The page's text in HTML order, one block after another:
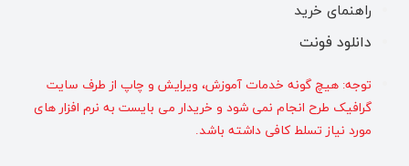
راهنمای خرید
دانلود فونت
توجه: هیچ گونه خدمات آموزش، ویرایش و چاپ از طرف سایت
گرافیک طرح انجام نمی شود و خریدار می بایست به نرم افزار های
مورد نیاز تسلط کافی داشته باشد.